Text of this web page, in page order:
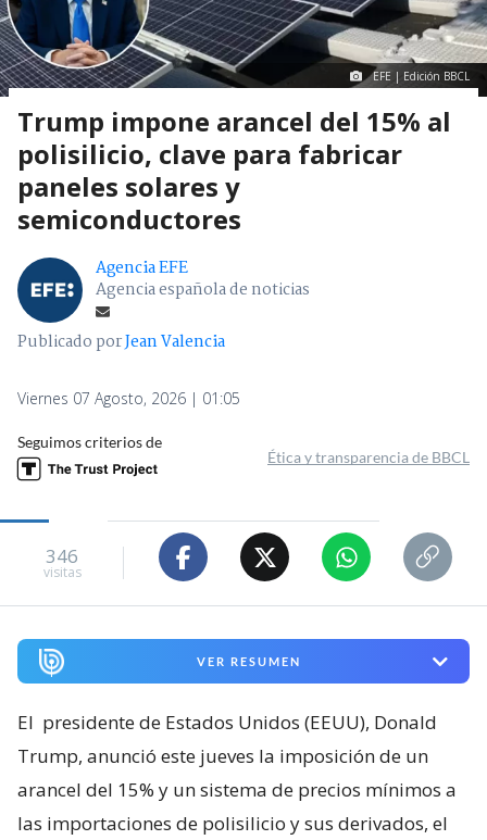
EFE | Edición BBCL
Trump impone arancel del 15% al
polisilicio, clave para fabricar
paneles solares y
semiconductores
Agencia EFE
Agencia española de noticias
Publicado porJean Valencia
Viernes 07 Agosto, 2026 | 01:05
Seguimos criterios de
Ética y transparencia de BBCL
346
visitas
VER RESUMEN
El presidente de Estados Unidos (EEUU), Donald
Trump, anunció este jueves la imposición de un
arancel del 15% y un sistema de precios mínimos a
las importaciones de polisilicio y sus derivados, el